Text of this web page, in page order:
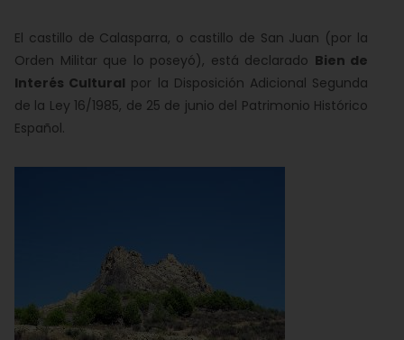
El castillo de Calasparra, o castillo de San Juan (por la
Orden Militar que lo poseyó), está declarado Bien de
Interés Cultural por la Disposición Adicional Segunda
de la Ley 16/1985, de 25 de junio del Patrimonio Histórico
Español.